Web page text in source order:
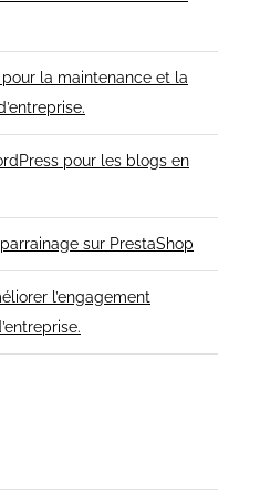
la maintenance et la
pour les blogs en
sur PrestaShop
l’engagement